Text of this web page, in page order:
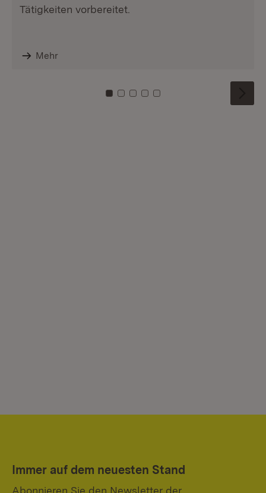
Tätigkeiten vorbereitet.
Mehr
Zu Kachel: 0
Zu Kachel: 1
Zu Kachel: 2
Zu Kachel: 3
Zu Kachel: 4
Immer auf dem neuesten Stand
Abonnieren Sie den Newsletter der